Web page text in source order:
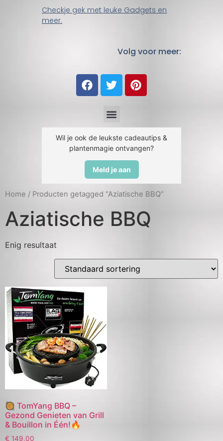
Checkje gek met leuke Gadgets en
meer.
Volg voor meer:
Wil je ook de leukste cadeautips &
plantenmagie ontvangen?
Meld je aan
Home / Producten getagged “Aziatische BBQ”
Aziatische BBQ
Enig resultaat
🥘 TomYang BBQ –
Gezond Genieten van Grill
& Bouillon in Één!🔥
€ 149,00